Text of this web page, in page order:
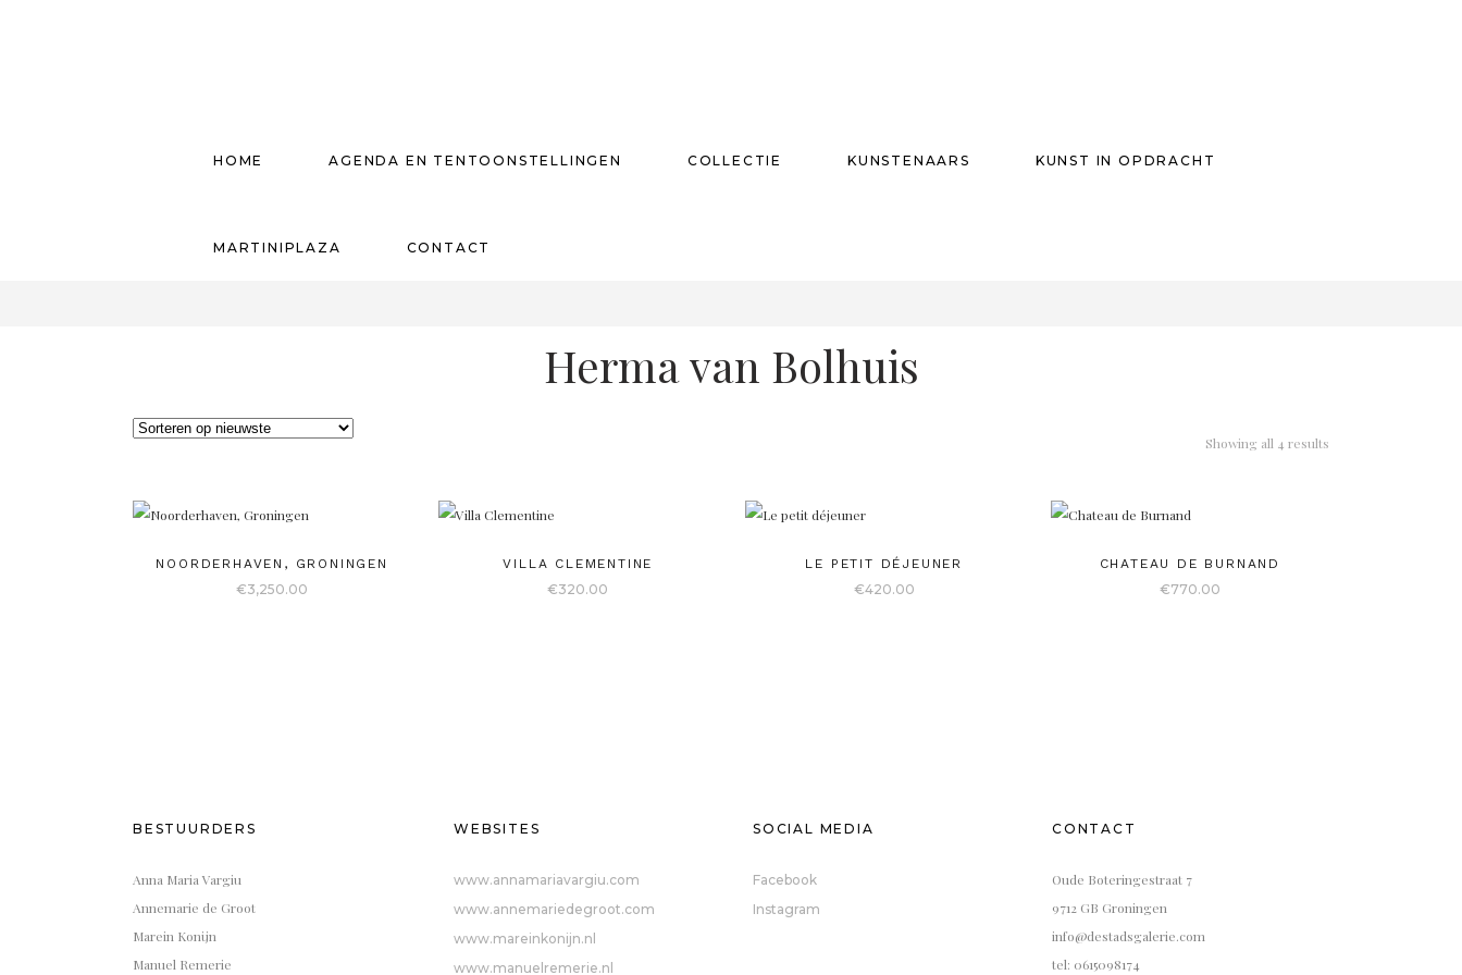
HOME AGENDA EN TENTOONSTELLINGEN COLLECTIE KUNSTENAARS KUNST IN OPDRACHT
MARTINIPLAZA CONTACT
Herma van Bolhuis
Showing all 4 results
NOORDERHAVEN, GRONINGEN
€3,250.00
VILLA CLEMENTINE
€320.00
LE PETIT DÉJEUNER
€420.00
CHATEAU DE BURNAND
€770.00
BESTUURDERS
Anna Maria Vargiu
Annemarie de Groot
Marein Konijn
Manuel Remerie
WEBSITES
www.annamariavargiu.com
www.annemariedegroot.com
www.mareinkonijn.nl
www.manuelremerie.nl
SOCIAL MEDIA
Facebook
Instagram
CONTACT
Oude Boteringestraat 7
9712 GB Groningen
info@destadsgalerie.com
tel: 0615098174